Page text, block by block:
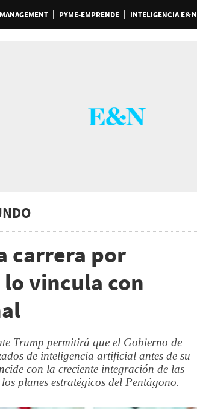
PYME-EMPRENDE INTELIGENCIA E&N
carrera por
vincula con
Trump permitirá que el Gobierno de
de inteligencia artificial antes de su
con la creciente integración de las
planes estratégicos del Pentágono.